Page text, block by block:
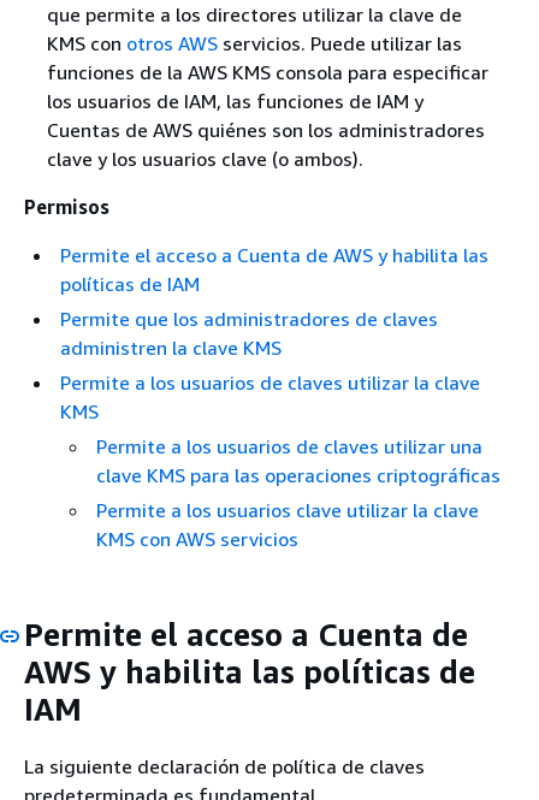
que permite a los directores utilizar la clave de
KMS con otros AWSservicios. Puede utilizar las
funciones de la AWS KMS consola para especificar
los usuarios de IAM, las funciones de IAM y
Cuentas de AWS quiénes son los administradores
clave y los usuarios clave (o ambos).
Permisos
Permite el acceso a Cuenta de AWS y habilita las
políticas de IAM
Permite que los administradores de claves
administren la clave KMS
Permite a los usuarios de claves utilizar la clave
KMS
Permite a los usuarios de claves utilizar una
clave KMS para las operaciones criptográficas
Permite a los usuarios clave utilizar la clave
KMS con AWS servicios
Permite el acceso a Cuenta de
AWS y habilita las políticas de
IAM
La siguiente declaración de política de claves
predeterminada es fundamental.